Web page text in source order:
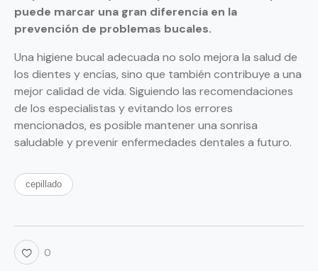
puede marcar una gran diferencia en la
prevención de problemas bucales.
Una higiene bucal adecuada no solo mejora la salud de
los dientes y encías, sino que también contribuye a una
mejor calidad de vida. Siguiendo las recomendaciones
de los especialistas y evitando los errores
mencionados, es posible mantener una sonrisa
saludable y prevenir enfermedades dentales a futuro.
cepillado
0